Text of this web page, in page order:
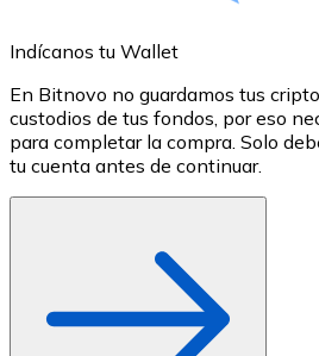
Tienda - Tarjetas regalo
Nuevo
Compra tarjetas regalo de
Ir a la tienda de tarjetas regalo
Indícanos tu Wallet
En Bitnovo no guardamos tus
custodios de tus fondos, por eso
para completar la compra. Solo
tu cuenta antes de continuar.